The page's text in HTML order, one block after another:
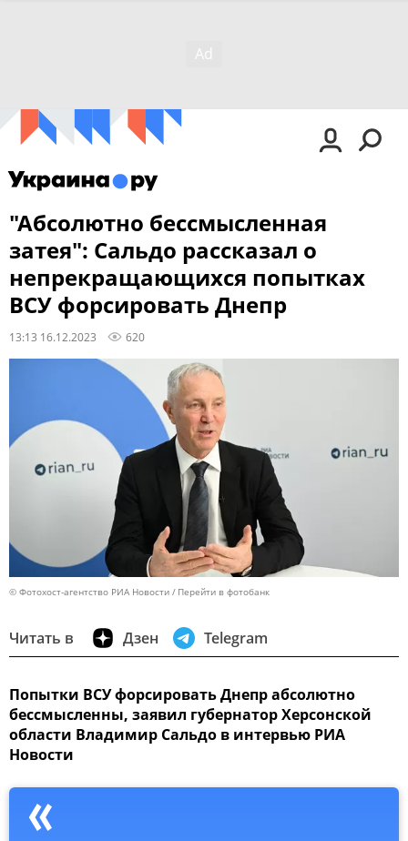
"Абсолютно бессмысленная
затея": Сальдо рассказал о
непрекращающихся попытках
ВСУ форсировать Днепр
13:13 16.12.2023 620
© Фотохост-агентство РИА Новости Перейти в фотобанк
Читать в Дзен Telegram
Попытки ВСУ форсировать Днепр абсолютно
бессмысленны, заявил губернатор Херсонской
области Владимир Сальдо в интервью РИА
Новости